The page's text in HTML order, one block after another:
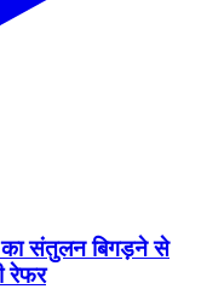
का संतुलन बिगड़ने से
रेफर